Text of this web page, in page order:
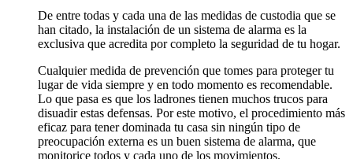
De entre todas y cada una de las medidas de custodia que se
han citado, la instalación de un sistema de alarma es la
exclusiva que acredita por completo la seguridad de tu hogar.
Cualquier medida de prevención que tomes para proteger tu
lugar de vida siempre y en todo momento es recomendable.
Lo que pasa es que los ladrones tienen muchos trucos para
disuadir estas defensas. Por este motivo, el procedimiento más
eficaz para tener dominada tu casa sin ningún tipo de
preocupación externa es un buen sistema de alarma, que
monitorice todos y cada uno de los movimientos.